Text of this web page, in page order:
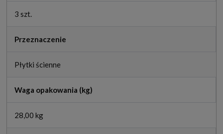
3 szt.
Przeznaczenie
Płytki ścienne
Waga opakowania (kg)
28,00 kg